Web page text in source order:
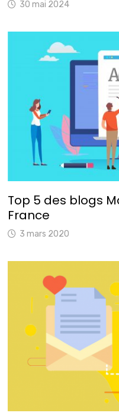
30 mai 2024
Top 5 des blogs
France
3 mars 2020